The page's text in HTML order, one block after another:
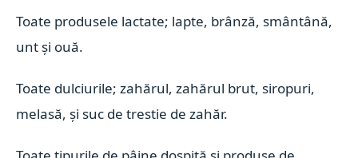
Toate produsele lactate; lapte, brânză, smântână,
unt și ouă.
Toate dulciurile; zahărul, zahărul brut, siropuri,
melasă, și suc de trestie de zahăr.